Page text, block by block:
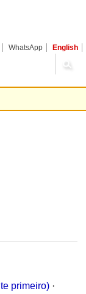
WhatsApp English
primeiro) ·